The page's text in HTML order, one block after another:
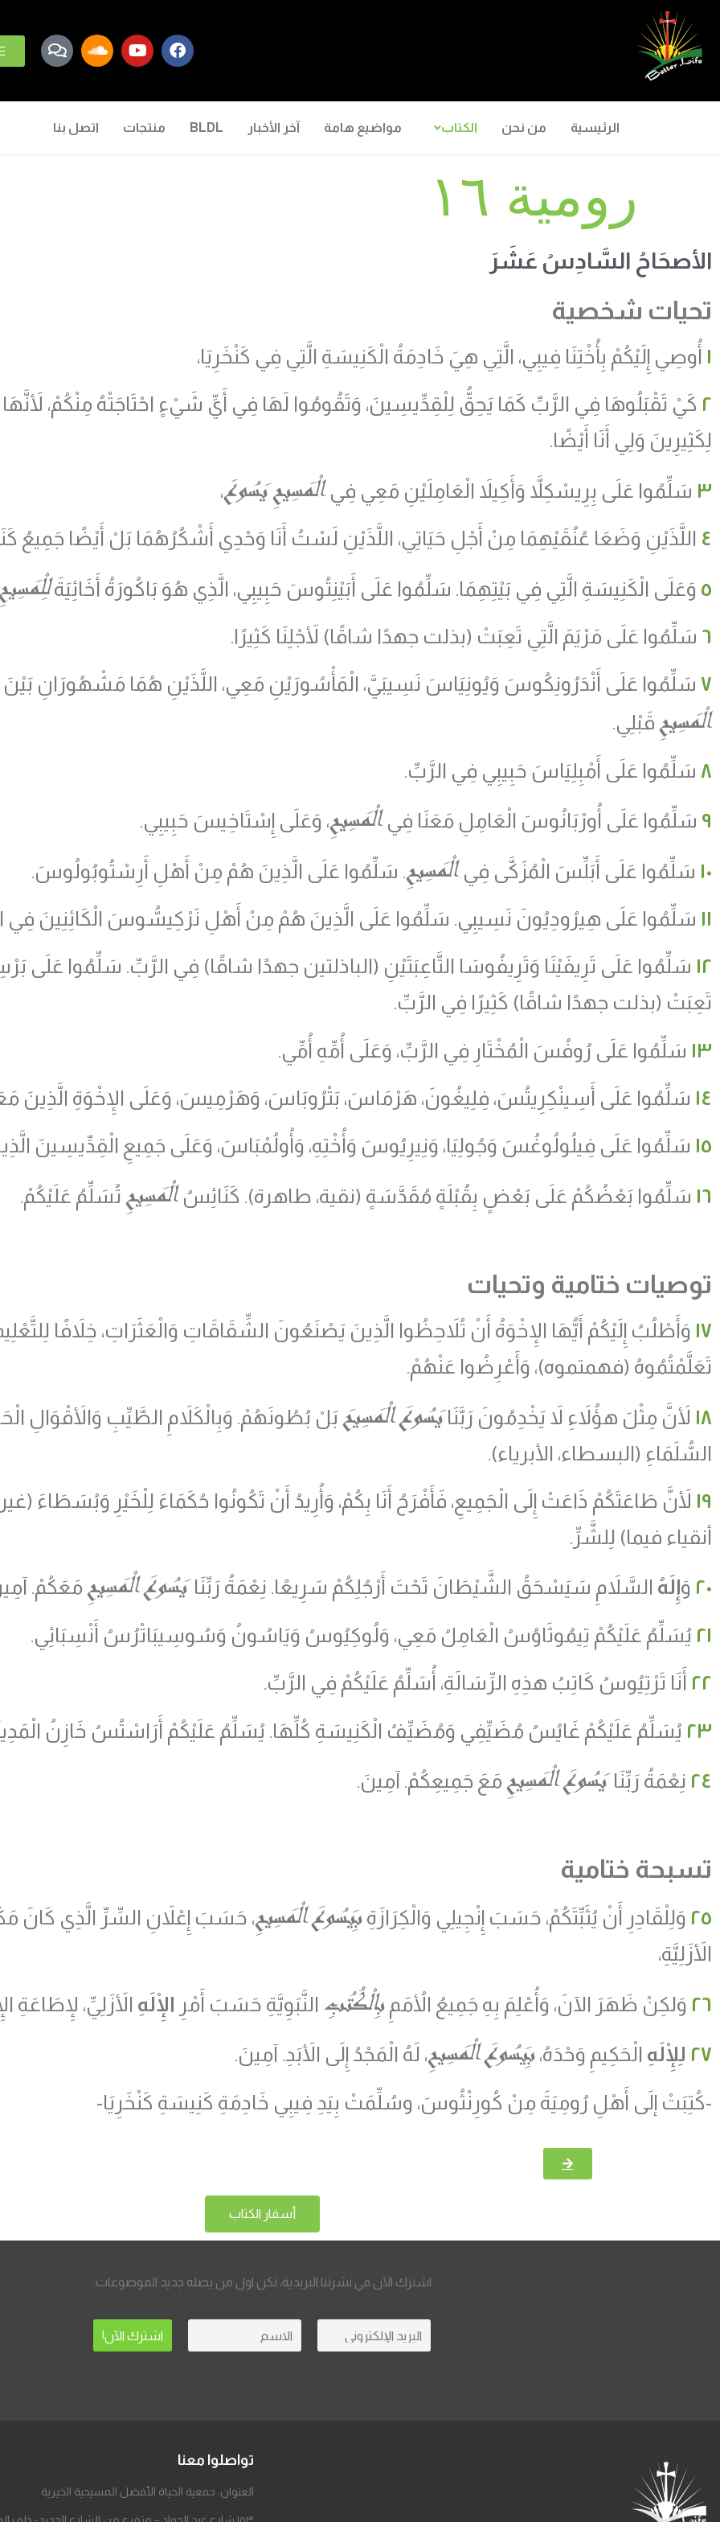
الرئيسية من نحن الكتاب مواضيع هامة آخر الأخبار BLDL منتجات اتصل بنا
رومية ١٦
الأصحَاحُ السَّادِسُ عَشَرَ
تحيات شخصية
١ أُوصِي إِلَيْكُمْ بِأُخْتِنَا فِيبِي، الَّتِي هِيَ خَادِمَةُ الْكَنِيسَةِ الَّتِي فِي كَنْخَرِيَا،
٢ كَيْ تَقْبَلُوهَا فِي الرَّبِّ كَمَا يَحِقُّ لِلْقِدِّيسِينَ، وَتَقُومُوا لَهَا فِي أَيِّ شَيْءٍ احْتَاجَتْهُ مِنْكُمْ،
لِكَثِيرِينَ وَلِي أَنَا أَيْضًا.
٣ سَلِّمُوا عَلَى بِرِيسْكِلاَّ وَأَكِيلاَ الْعَامِلَيْنِ مَعِي فِيالْمَسِيحِ يَسُوعَ،
٤ اللَّذَيْنِ وَضَعَا عُنُقَيْهِمَا مِنْ أَجْلِ حَيَاتِي، اللَّذَيْنِ لَسْتُ أَنَا وَحْدِي أَشْكُرُهُمَا بَلْ أَيْضًا جَمِيعُ
٥ وَعَلَى الْكَنِيسَةِ الَّتِي فِي بَيْتِهِمَا. سَلِّمُوا عَلَى أَبَيْنِتُوسَ حَبِيبِي، الَّذِي هُوَ بَاكُورَةُ أَخَائِيَةَ
٦ سَلِّمُوا عَلَى مَرْيَمَ الَّتِي تَعِبَتْ (بذلت جهدًا شاقًا) لأَجْلِنَا كَثِيرًا.
٧ سَلِّمُوا عَلَى أَنْدَرُونِكُوسَ وَيُونِيَاسَ نَسِيبَيَّ، الْمَأْسُورَيْنِ مَعِي، اللَّذَيْنِ هُمَا مَشْهُورَانِ بَيْنَ
الْمَسِيحِ قَبْلِي.
٨ سَلِّمُوا عَلَى أَمْبِلِيَاسَ حَبِيبِي فِي الرَّبِّ.
٩ سَلِّمُوا عَلَى أُورْبَانُوسَ الْعَامِلِ مَعَنَا فِيالْمَسِيحِ، وَعَلَى إِسْتَاخِيسَ حَبِيبِي.
١٠ سَلِّمُوا عَلَى أَبَلِّسَ الْمُزَكَّى فِيالْمَسِيحِ . سَلِّمُوا عَلَى الَّذِينَ هُمْ مِنْ أَهْلِ أَرِسْتُوبُولُوسَ.
١١ سَلِّمُوا عَلَى هِيرُودِيُونَ نَسِيبِي. سَلِّمُوا عَلَى الَّذِينَ هُمْ مِنْ أَهْلِ نَرْكِيسُّوسَ الْكَائِنِينَ فِي
١٢ سَلِّمُوا عَلَى تَرِيفَيْنَا وَتَرِيفُوسَا التَّاعِبَتَيْنِ (الباذلتين جهدًا شاقًا) فِي الرَّبِّ. سَلِّمُوا عَلَى
تَعِبَتْ (بذلت جهدًا شاقًا) كَثِيرًا فِي الرَّبِّ.
١٣ سَلِّمُوا عَلَى رُوفُسَ الْمُخْتَارِ فِي الرَّبِّ، وَعَلَى أُمِّهِ أُمِّي.
١٤ سَلِّمُوا عَلَى أَسِينْكِرِيتُسَ، فِلِيغُونَ، هَرْمَاسَ، بَتْرُوبَاسَ، وَهَرْمِيسَ، وَعَلَى الإِخْوَةِ الَّذِينَ
١٥ سَلِّمُوا عَلَى فِيلُولُوغُسَ وَجُولِيَا، وَنِيرِيُوسَ وَأُخْتِهِ، وَأُولُمْبَاسَ، وَعَلَى جَمِيعِ الْقِدِّيسِينَ
١٦ سَلِّمُوا بَعْضُكُمْ عَلَى بَعْضٍ بِقُبْلَةٍ مُقَدَّسَةٍ (نقية، طاهرة). كَنَائِسُالْمَسِيحِ تُسَلِّمُ عَلَيْكُمْ.
توصيات ختامية وتحيات
١٧ وَأَطْلُبُ إِلَيْكُمْ أَيُّهَا الإِخْوَةُ أَنْ تُلاَحِظُوا الَّذِينَ يَصْنَعُونَ الشِّقَاقَاتِ وَالْعَثَرَاتِ، خِلاَفًا
تَعَلَّمْتُمُوهُ (فهمتموه)، وَأَعْرِضُوا عَنْهُمْ.
١٨ لأَنَّ مِثْلَ هؤُلاَءِ لاَ يَخْدِمُونَ رَبَّنَايَسُوعَ الْمَسِيحَبَلْ بُطُونَهُمْ. وَبِالْكَلاَمِ الطَّيِّبِ وَالأَقْوَالِ
السُّلَمَاءِ (البسطاء، الأبرياء).
١٩ لأَنَّ طَاعَتَكُمْ ذَاعَتْ إِلَى الْجَمِيعِ، فَأَفْرَحُ أَنَا بِكُمْ، وَأُرِيدُ أَنْ تَكُونُوا حُكَمَاءَ لِلْخَيْرِ وَبُسَطَاءَ (
أنقياء فيما) لِلشَّرِّ.
٢٠ وَإِلَهُ السَّلاَمِ سَيَسْحَقُ الشَّيْطَانَ تَحْتَ أَرْجُلِكُمْ سَرِيعًا. نِعْمَةُ رَبِّنَايَسُوعَ الْمَسِيحِ مَعَكُمْ.
٢١ يُسَلِّمُ عَلَيْكُمْ تِيمُوثَاوُسُ الْعَامِلُ مَعِي، وَلُوكِيُوسُ وَيَاسُونُ وَسُوسِيبَاتْرُسُ أَنْسِبَائِي.
٢٢ أَنَا تَرْتِيُوسُ كَاتِبُ هذِهِ الرِّسَالَةِ، أُسَلِّمُ عَلَيْكُمْ فِي الرَّبِّ.
٢٣ يُسَلِّمُ عَلَيْكُمْ غَايُسُ مُضَيِّفِي وَمُضَيِّفُ الْكَنِيسَةِ كُلِّهَا. يُسَلِّمُ عَلَيْكُمْ أَرَاسْتُسُ خَازِنُ
٢٤ نِعْمَةُ رَبِّنَايَسُوعَ الْمَسِيحِ مَعَ جَمِيعِكُمْ. آمِينَ.
تسبحة ختامية
٢٥ وَلِلْقَادِرِ أَنْ يُثَبِّتَكُمْ، حَسَبَ إِنْجِيلِي وَالْكِرَازَةِ بِيَسُوعَ الْمَسِيحِ، حَسَبَ إِعْلاَنِ السِّرِّ الَّذِي كَانَ
الأَزَلِيَّةِ،
٢٦ وَلكِنْ ظَهَرَ الآنَ، وَأُعْلِمَ بِهِ جَمِيعُ الأُمَمِ بِالْكُتُبِ النَّبَوِيَّةِ حَسَبَ أَمْرِ الْإِلَهِ الأَزَلِيِّ، لإِطَاعَةِ
٢٧ لِلْإِلَهِ الْحَكِيمِ وَحْدَهُ، بِيَسُوعَ الْمَسِيحِ، لَهُ الْمَجْدُ إِلَى الأَبَدِ. آمِينَ.
-كُتِبَتْ إلَى أَهْلِ رُومِيَةَ مِنْ كُورِنْثُوسَ، وسُلِّمَتْ بِيَدِ فِيبِي خَادِمَةِ كَنِيسَةِ كَنْخَرِيَا-
أسفار الكتاب
اشترك الآن في نشرتنا البريدية، تكن اول من يصله جديد الموضوعات.
تواصلوا معنا
العنوان: جمعية الحياة الأفضل المسيحية الخيرية